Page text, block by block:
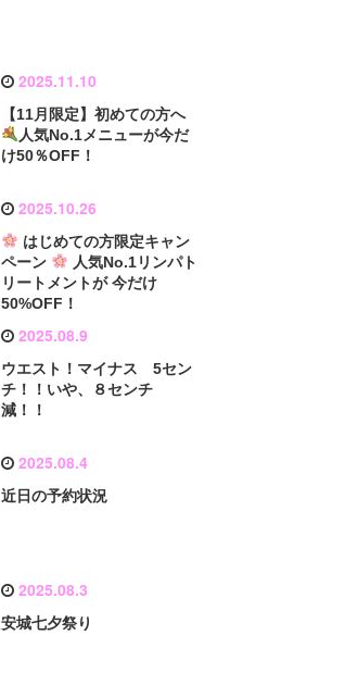
2025.11.10
【11月限定】初めての方へ
人気No.1メニューが今だ
け50％OFF！
2025.10.26
はじめての方限定キャン
ペーン
人気No.1リンパト
リートメントが 今だけ
50%OFF！
2025.08.9
ウエスト！マイナス 5セン
チ！！いや、８センチ
減！！
2025.08.4
近日の予約状況
2025.08.3
安城七夕祭り